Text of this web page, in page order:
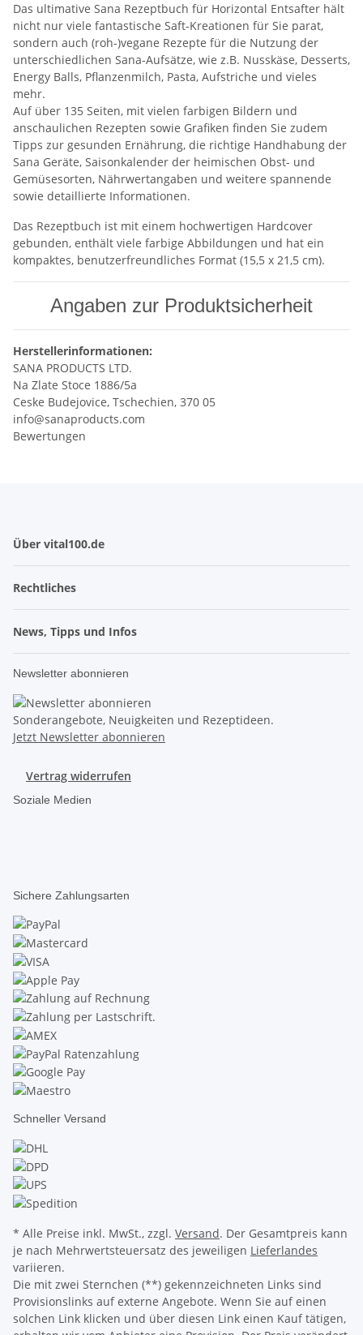
Das ultimative Sana Rezeptbuch für Horizontal Entsafter hält
nicht nur viele fantastische Saft-Kreationen für Sie parat,
sondern auch (roh-)vegane Rezepte für die Nutzung der
unterschiedlichen Sana-Aufsätze, wie z.B. Nusskäse, Desserts,
Energy Balls, Pflanzenmilch, Pasta, Aufstriche und vieles
mehr.
Auf über 135 Seiten, mit vielen farbigen Bildern und
anschaulichen Rezepten sowie Grafiken finden Sie zudem
Tipps zur gesunden Ernährung, die richtige Handhabung der
Sana Geräte, Saisonkalender der heimischen Obst- und
Gemüsesorten, Nährwertangaben und weitere spannende
sowie detaillierte Informationen.
Das Rezeptbuch ist mit einem hochwertigen Hardcover
gebunden, enthält viele farbige Abbildungen und hat ein
kompaktes, benutzerfreundliches Format (15,5 x 21,5 cm).
Angaben zur Produktsicherheit
Herstellerinformationen:
SANA PRODUCTS LTD.
Na Zlate Stoce 1886/5a
Ceske Budejovice, Tschechien, 370 05
info@sanaproducts.com
Bewertungen
Über vital100.de
Rechtliches
News, Tipps und Infos
Newsletter abonnieren
Sonderangebote, Neuigkeiten und Rezeptideen.
Jetzt Newsletter abonnieren
Vertrag widerrufen
Soziale Medien
Sichere Zahlungsarten
Schneller Versand
* Alle Preise inkl. MwSt., zzgl. Versand. Der Gesamtpreis kann
je nach Mehrwertsteuersatz des jeweiligen Lieferlandes
variieren.
Die mit zwei Sternchen (**) gekennzeichneten Links sind
Provisionslinks auf externe Angebote. Wenn Sie auf einen
solchen Link klicken und über diesen Link einen Kauf tätigen,